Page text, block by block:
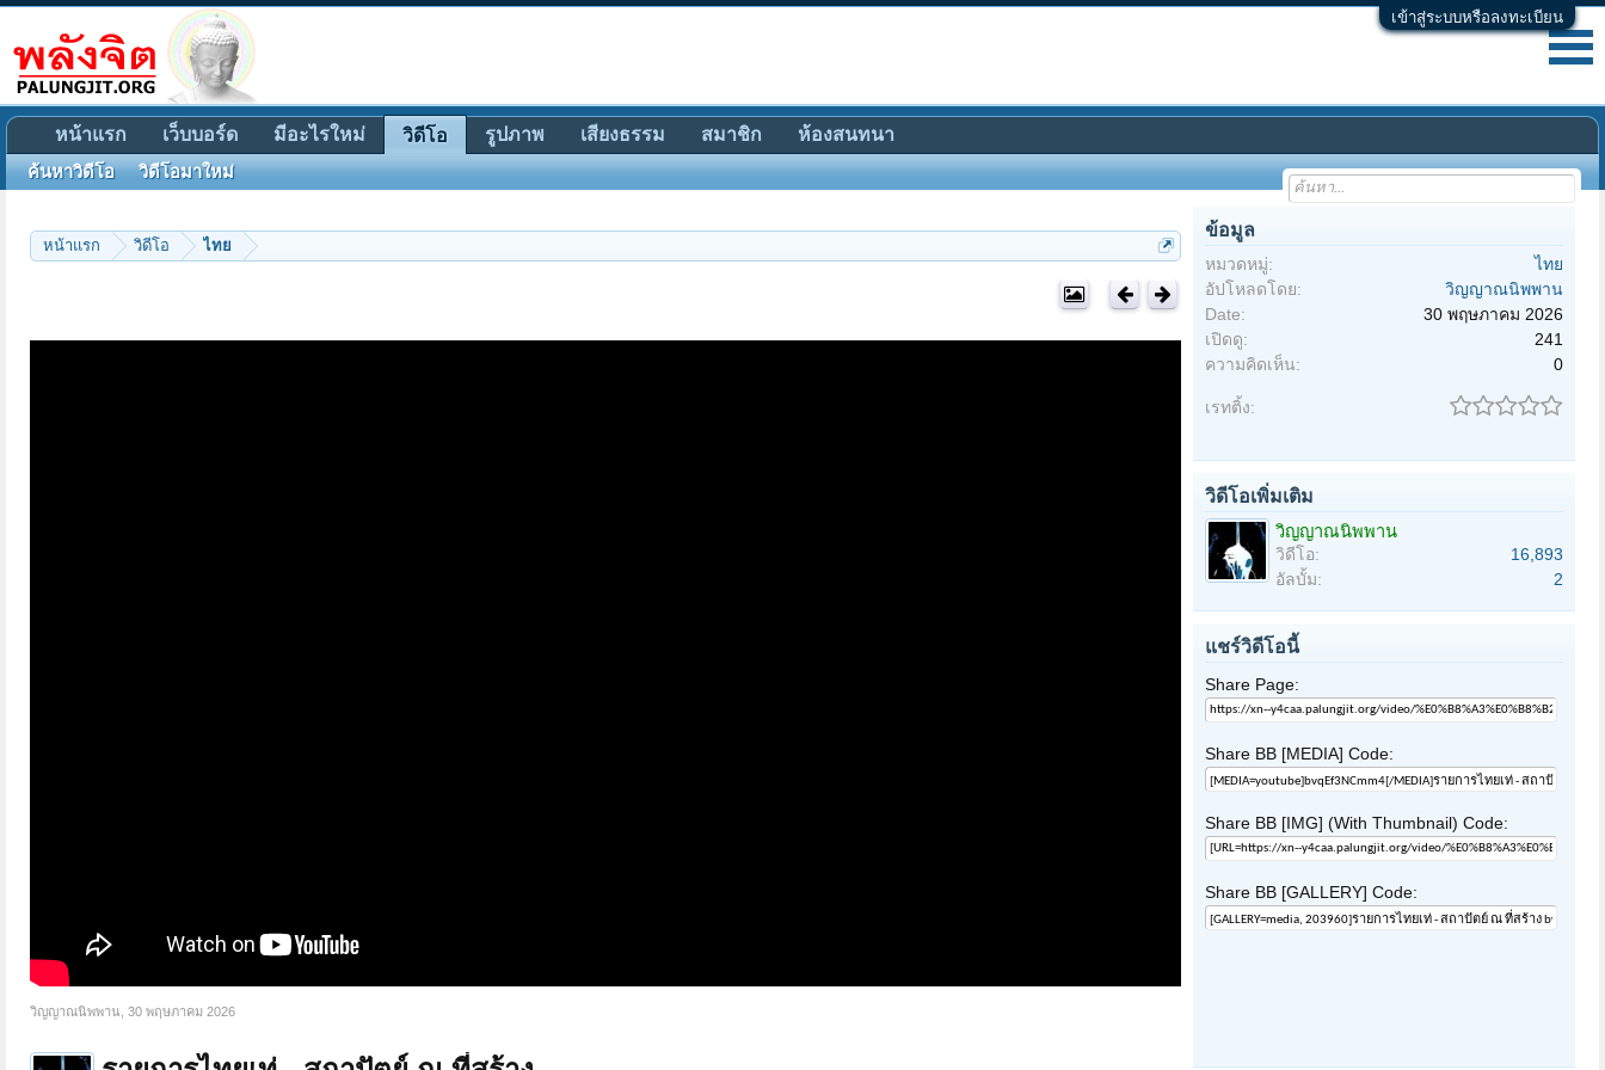
เข้าสู่ระบบหรือลงทะเบียน
หน้าแรก วิดีโอ ไทย
วิญญาณนิพพาน 30 พฤษภาคม 2026
ข้อมูล
หมวดหมู่:
ไทย
อัปโหลดโดย:
วิญญาณนิพพาน
Date:
30 พฤษภาคม 2026
เปิดดู:
241
ความคิดเห็น:
0
เรทติ้ง:
วิดีโอเพิ่มเติม
วิญญาณนิพพาน
วิดีโอ:
16,893
อัลบั้ม:
2
แชร์วิดีโอนี้
Share Page:
Share BB [MEDIA] Code:
Share BB [IMG] (With Thumbnail) Code:
Share BB [GALLERY] Code:
หน้าแรก เว็บบอร์ด มีอะไรใหม่ วิดีโอ
ค้นหาวิดีโอ วิดีโอมาใหม่
รูปภาพ เสียงธรรม สมาชิก ห้องสนทนา